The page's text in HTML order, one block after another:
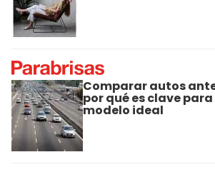
Comparar autos
por qué es clave
modelo ideal